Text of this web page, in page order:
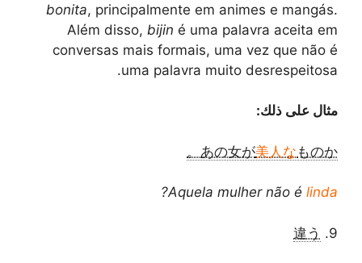
bonita, principalmente em animes e mangás.
Além disso, bijin é uma palavra aceita em
conversas mais formais, uma vez que não é
uma palavra muito desrespeitosa.
مثال على ذلك:
あの女が美人な ものか。
Aquela mulher não é linda
?
9.
違う